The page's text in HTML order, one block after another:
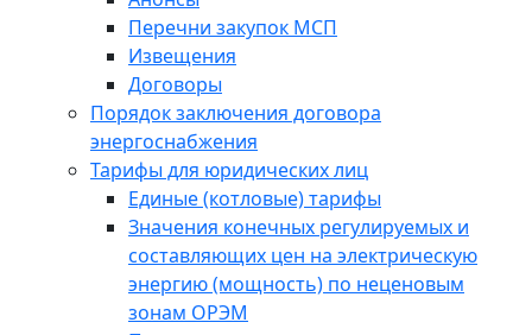
Перечни закупок МСП
Извещения
Договоры
Порядок заключения договора
энергоснабжения
Тарифы для юридических лиц
Единые (котловые) тарифы
Значения конечных регулируемых и
составляющих цен на электрическую
энергию (мощность) по неценовым
зонам ОРЭМ